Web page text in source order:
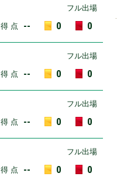
フル出場
得 点 -- 0 0
フル出場
得 点 -- 0 0
フル出場
得 点 -- 0 0
フル出場
得 点 -- 0 0